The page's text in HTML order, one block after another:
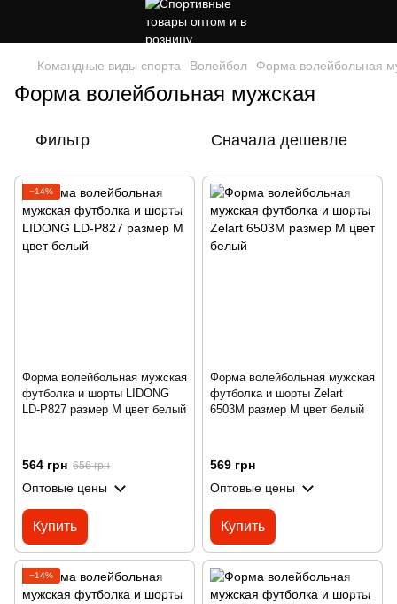
Командные виды спорта Волейбол Форма волейбольная
Форма волейбольная мужская
Фильтр Сначала дешевле
−14%
Форма волейбольная мужская
футболка и шорты LIDONG
LD-P827 размер M цвет белый
564 грн 656 грн
Оптовые цены
Купить
Форма волейбольная мужская
футболка и шорты Zelart
6503M размер M цвет белый
569 грн
Оптовые цены
Купить
−14%